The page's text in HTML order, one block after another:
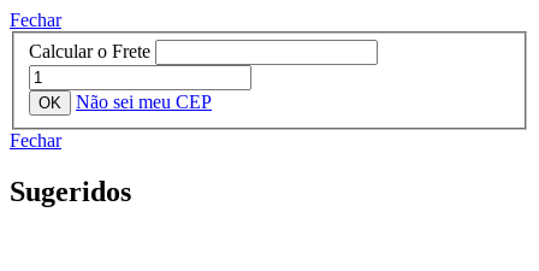
Fechar
Calcular o Frete
Não sei meu CEP
Fechar
Sugeridos